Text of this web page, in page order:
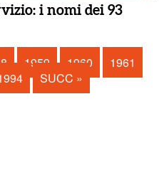
i nomi dei 93
1959 1960
1961
SUCC »